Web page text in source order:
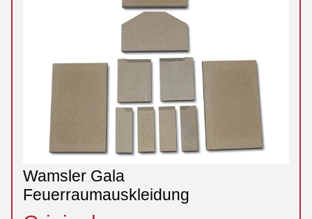
Wamsler Gala
Feuerraumauskleidung